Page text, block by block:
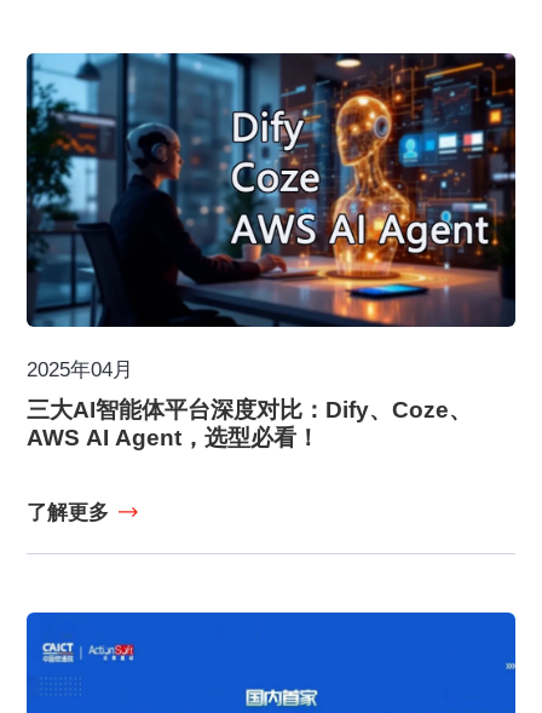
2025年04月
三大AI智能体平台深度对比：Dify、Coze、
AWS AI Agent，选型必看！
了解更多